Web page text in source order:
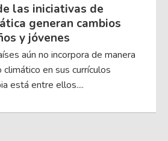
las iniciativas de
generan cambios
y jóvenes
aún no incorpora de manera
en sus currículos
está entre ellos....